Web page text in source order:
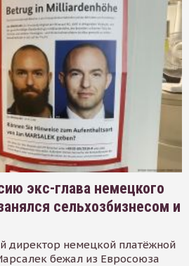
экс-глава немецкого
сельхозбизнесом и
директор немецкой платёжной
бежал из Евросоюза